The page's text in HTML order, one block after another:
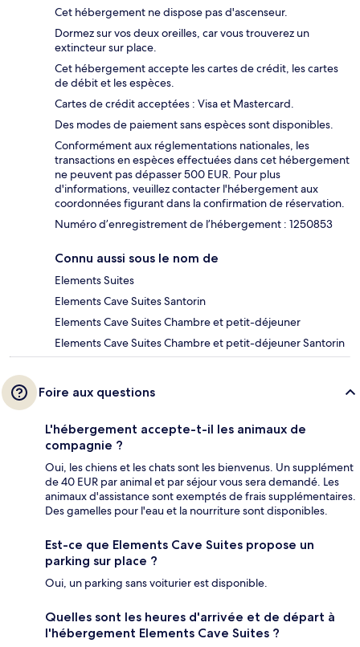
Cet hébergement ne dispose pas d'ascenseur.
Dormez sur vos deux oreilles, car vous trouverez un
extincteur sur place.
Cet hébergement accepte les cartes de crédit, les cartes
de débit et les espèces.
Cartes de crédit acceptées : Visa et Mastercard.
Des modes de paiement sans espèces sont disponibles.
Conformément aux réglementations nationales, les
transactions en espèces effectuées dans cet hébergement
ne peuvent pas dépasser 500 EUR. Pour plus
d'informations, veuillez contacter l'hébergement aux
coordonnées figurant dans la confirmation de réservation.
Numéro d’enregistrement de l’hébergement : 1250853
Connu aussi sous le nom de
Elements Suites
Elements Cave Suites Santorin
Elements Cave Suites Chambre et petit-déjeuner
Elements Cave Suites Chambre et petit-déjeuner Santorin
Foire aux questions
L'hébergement accepte-t-il les animaux de
compagnie ?
Oui, les chiens et les chats sont les bienvenus. Un supplément
de 40 EUR par animal et par séjour vous sera demandé. Les
animaux d'assistance sont exemptés de frais supplémentaires.
Des gamelles pour l'eau et la nourriture sont disponibles.
Est-ce que Elements Cave Suites propose un
parking sur place ?
Oui, un parking sans voiturier est disponible.
Quelles sont les heures d'arrivée et de départ à
l'hébergement Elements Cave Suites ?